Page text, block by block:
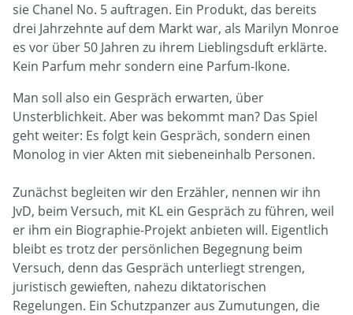
sie Chanel No. 5 auftragen. Ein Produkt, das bereits
drei Jahrzehnte auf dem Markt war, als Marilyn Monroe
es vor über 50 Jahren zu ihrem Lieblingsduft erklärte.
Kein Parfum mehr sondern eine Parfum-Ikone.
Man soll also ein Gespräch erwarten, über
Unsterblichkeit. Aber was bekommt man? Das Spiel
geht weiter: Es folgt kein Gespräch, sondern einen
Monolog in vier Akten mit siebeneinhalb Personen.
Zunächst begleiten wir den Erzähler, nennen wir ihn
JvD, beim Versuch, mit KL ein Gespräch zu führen, weil
er ihm ein Biographie-Projekt anbieten will. Eigentlich
bleibt es trotz der persönlichen Begegnung beim
Versuch, denn das Gespräch unterliegt strengen,
juristisch gewieften, nahezu diktatorischen
Regelungen. Ein Schutzpanzer aus Zumutungen, die